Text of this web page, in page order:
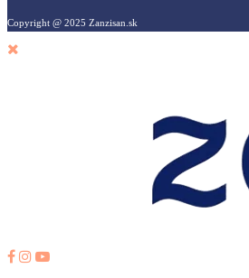
Copyright @ 2025 Zanzisan.sk